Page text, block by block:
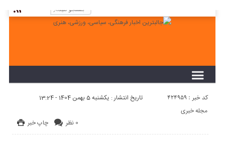
برويد و منوي خود را ايجاد كنيد!
کد خبر : 424959 تاریخ انتشار : یکشنبه 5 بهمن 1404 - 13:24
چاپ خبر 0 نظر
مجله خبری